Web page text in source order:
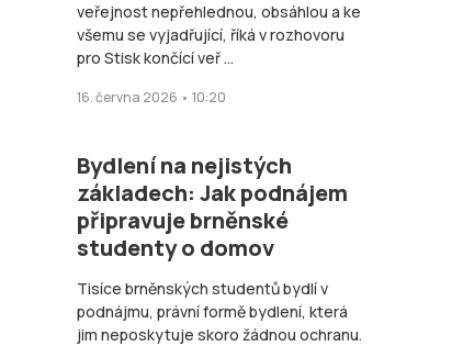
veřejnost nepřehlednou, obsáhlou a ke
všemu se vyjadřující, říká v rozhovoru
pro Stisk končící veř ...
16. června 2026 • 10:20
Bydlení na nejistých
základech: Jak podnájem
připravuje brněnské
studenty o domov
Tisíce brněnských studentů bydlí v
podnájmu, právní formě bydlení, která
jim neposkytuje skoro žádnou ochranu.